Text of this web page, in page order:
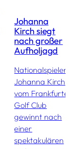
Johanna
Kirch siegt
nach großer
Aufholjagd
Nationalspielerin
Johanna Kirch
vom Frankfurter
Golf Club
gewinnt nach
einer
spektakulären